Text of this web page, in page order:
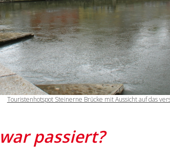
Touristenhotspot Steinerne Brücke mit Aussicht auf das
passiert?